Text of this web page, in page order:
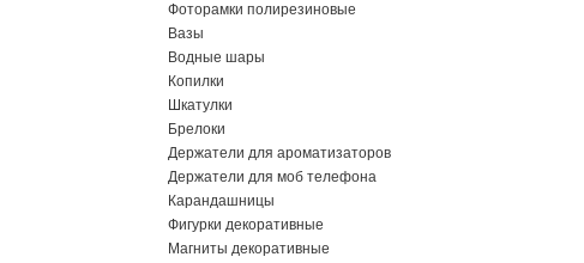
Фоторамки полирезиновые
Вазы
Водные шары
Копилки
Шкатулки
Брелоки
Держатели для ароматизаторов
Держатели для моб телефона
Карандашницы
Фигурки декоративные
Магниты декоративные